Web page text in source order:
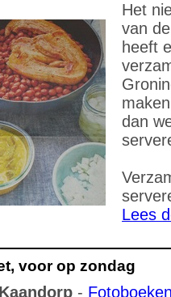
Het
van
heeft
dan
Lees
voor op zondag
-